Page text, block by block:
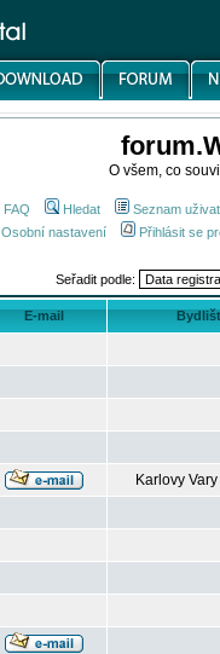
O všem, co
FAQ Hledat Seznam
Osobní nastavení
Přihlásit se
Seřadit podle:
E-mail
Karlovy